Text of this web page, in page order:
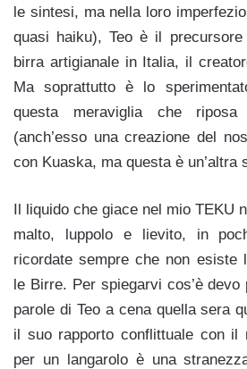
le sintesi, ma nella loro
quasi haiku), Teo è il
birra artigianale in Italia, il
Ma soprattutto è lo
questa meraviglia che
(anch’esso una creazione del
con Kuaska, ma questa è un’altra
Il liquido che giace nel mio TEKU
malto, luppolo e lievito, in
ricordate sempre che non esiste
le Birre. Per spiegarvi cos’è
parole di Teo a cena quella sera
il suo rapporto conflittuale con il
per un langarolo è una